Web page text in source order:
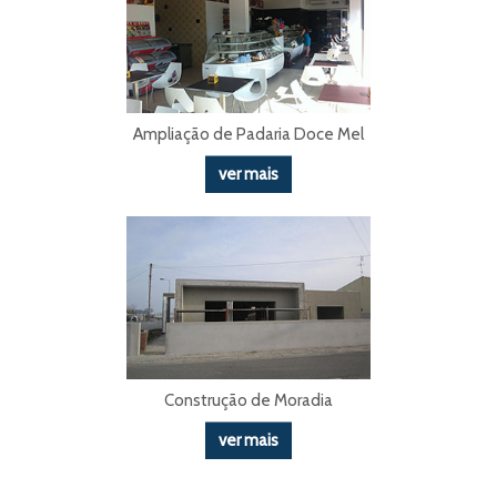
Ampliação de Padaria Doce Mel
ver mais
Construção de Moradia
ver mais